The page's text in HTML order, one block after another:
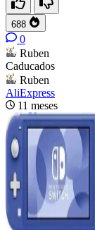
688
0
Ruben
Caducados
Ruben
AliExpress
11 meses